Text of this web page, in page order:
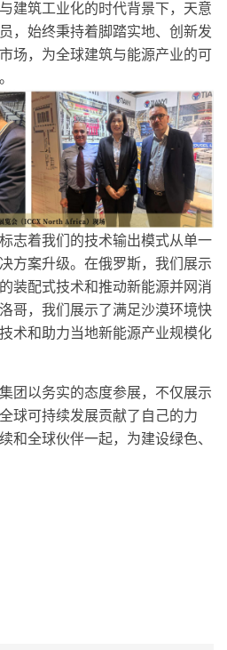
建筑工业化的时代背景下，天意
，始终秉持着脚踏实地、创新发
场，为全球建筑与能源产业的可
志着我们的技术输出模式从单一
方案升级。在俄罗斯，我们展示
装配式技术和推动新能源并网消
哥，我们展示了满足沙漠环境快
术和助力当地新能源产业规模化
团以务实的态度参展，不仅展示
球可持续发展贡献了自己的力
和全球伙伴一起，为建设绿色、